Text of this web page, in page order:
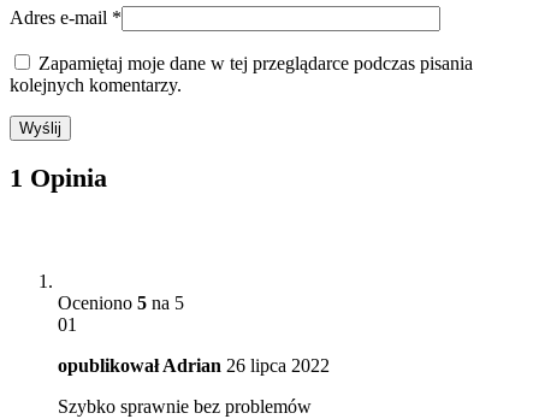
Adres e-mail *
Zapamiętaj moje dane w tej przeglądarce podczas pisania
kolejnych komentarzy.
1 Opinia
Oceniono 5 na 5
01
opublikowałAdrian 26 lipca 2022
Szybko sprawnie bez problemów